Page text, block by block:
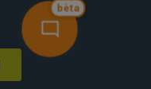
bèta